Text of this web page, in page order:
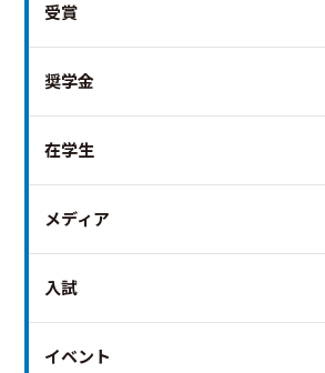
受賞
奨学金
在学生
メディア
入試
イベント